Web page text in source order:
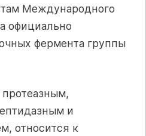
Международного
официально
фермента группы
протеазным,
и
относится к